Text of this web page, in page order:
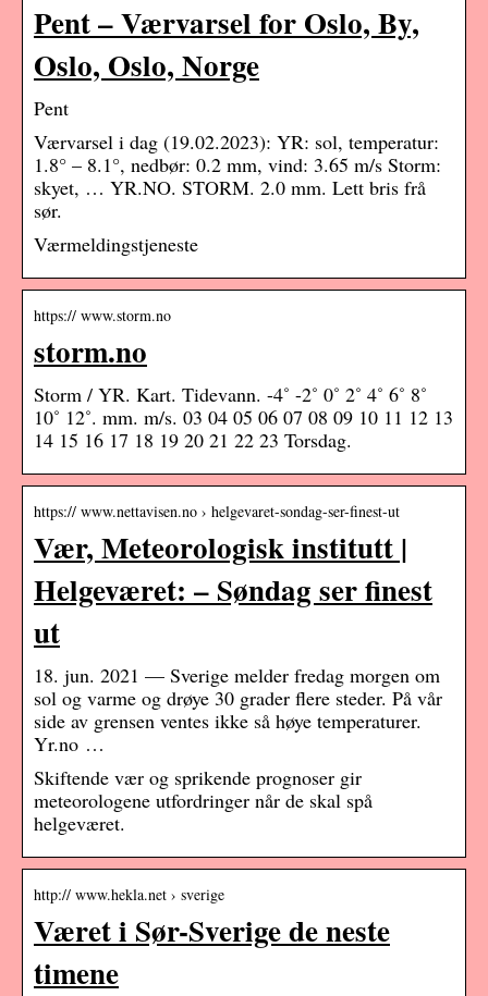
Pent – Værvarsel for Oslo, By,
Oslo, Oslo, Norge
Pent
Værvarsel i dag (19.02.2023): YR: sol, temperatur:
1.8° – 8.1°, nedbør: 0.2 mm, vind: 3.65 m/s Storm:
skyet, … YR.NO. STORM. 2.0 mm. Lett bris frå
sør.
Værmeldingstjeneste
https:// www.storm.no
storm.no
Storm / YR. Kart. Tidevann. -4˚ -2˚ 0˚ 2˚ 4˚ 6˚ 8˚
10˚ 12˚. mm. m/s. 03 04 05 06 07 08 09 10 11 12 13
14 15 16 17 18 19 20 21 22 23 Torsdag.
https:// www.nettavisen.no › helgevaret-sondag-ser-finest-ut
Vær, Meteorologisk institutt |
Helgeværet: – Søndag ser finest
ut
18. jun. 2021 — Sverige melder fredag morgen om
sol og varme og drøye 30 grader flere steder. På vår
side av grensen ventes ikke så høye temperaturer.
Yr.no …
Skiftende vær og sprikende prognoser gir
meteorologene utfordringer når de skal spå
helgeværet.
http:// www.hekla.net › sverige
Været i Sør-Sverige de neste
timene